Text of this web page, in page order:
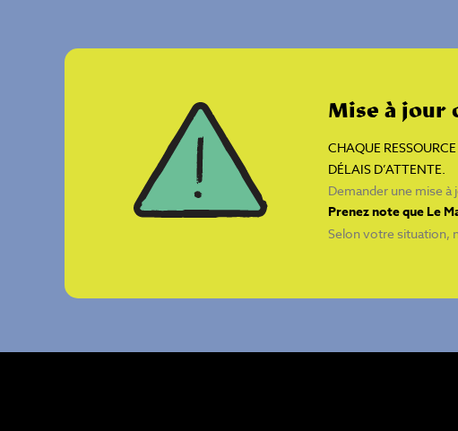
Mise à jour
CHAQUE
DÉLAIS D’ATTENTE.
Demander une mise à
Prenez note que Le
Selon votre situation,